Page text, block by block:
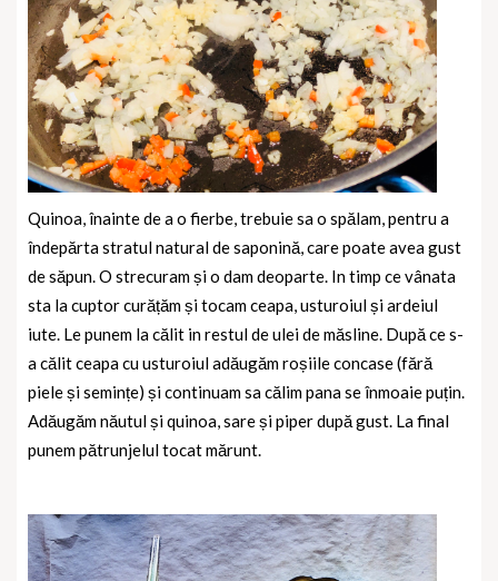
Quinoa, înainte de a o fierbe, trebuie sa o spălam, pentru a
îndepărta stratul natural de saponină, care poate avea gust
de săpun. O strecuram și o dam deoparte. In timp ce vânata
sta la cuptor curățăm și tocam ceapa, usturoiul și ardeiul
iute. Le punem la călit in restul de ulei de măsline. După ce s-
a călit ceapa cu usturoiul adăugăm roșiile concase (fără
piele și semințe) și continuam sa călim pana se înmoaie puțin.
Adăugăm năutul și quinoa, sare și piper după gust. La final
punem pătrunjelul tocat mărunt.